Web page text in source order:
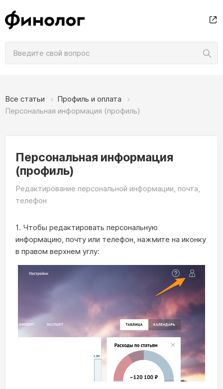
Все статьи
Профиль и оплата
Персональная информация (профиль)
Персональная информация
(профиль)
Редактирование персональной информации, почта,
телефон
1. Чтобы редактировать персональную
информацию, почту или телефон, нажмите на иконку
в правом верхнем углу: